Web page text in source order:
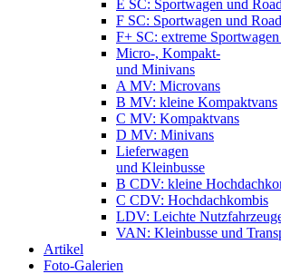
E SC: Sportwagen und
F SC: Sportwagen und
F+ SC: extreme
Micro-, Kompakt-
und Minivans
A MV: Microvans
B MV: kleine Kompaktvans
C MV: Kompaktvans
D MV: Minivans
Lieferwagen
und Kleinbusse
B CDV: kleine
C CDV: Hochdachkombis
LDV: Leichte
VAN: Kleinbusse und
Artikel
Foto-Galerien